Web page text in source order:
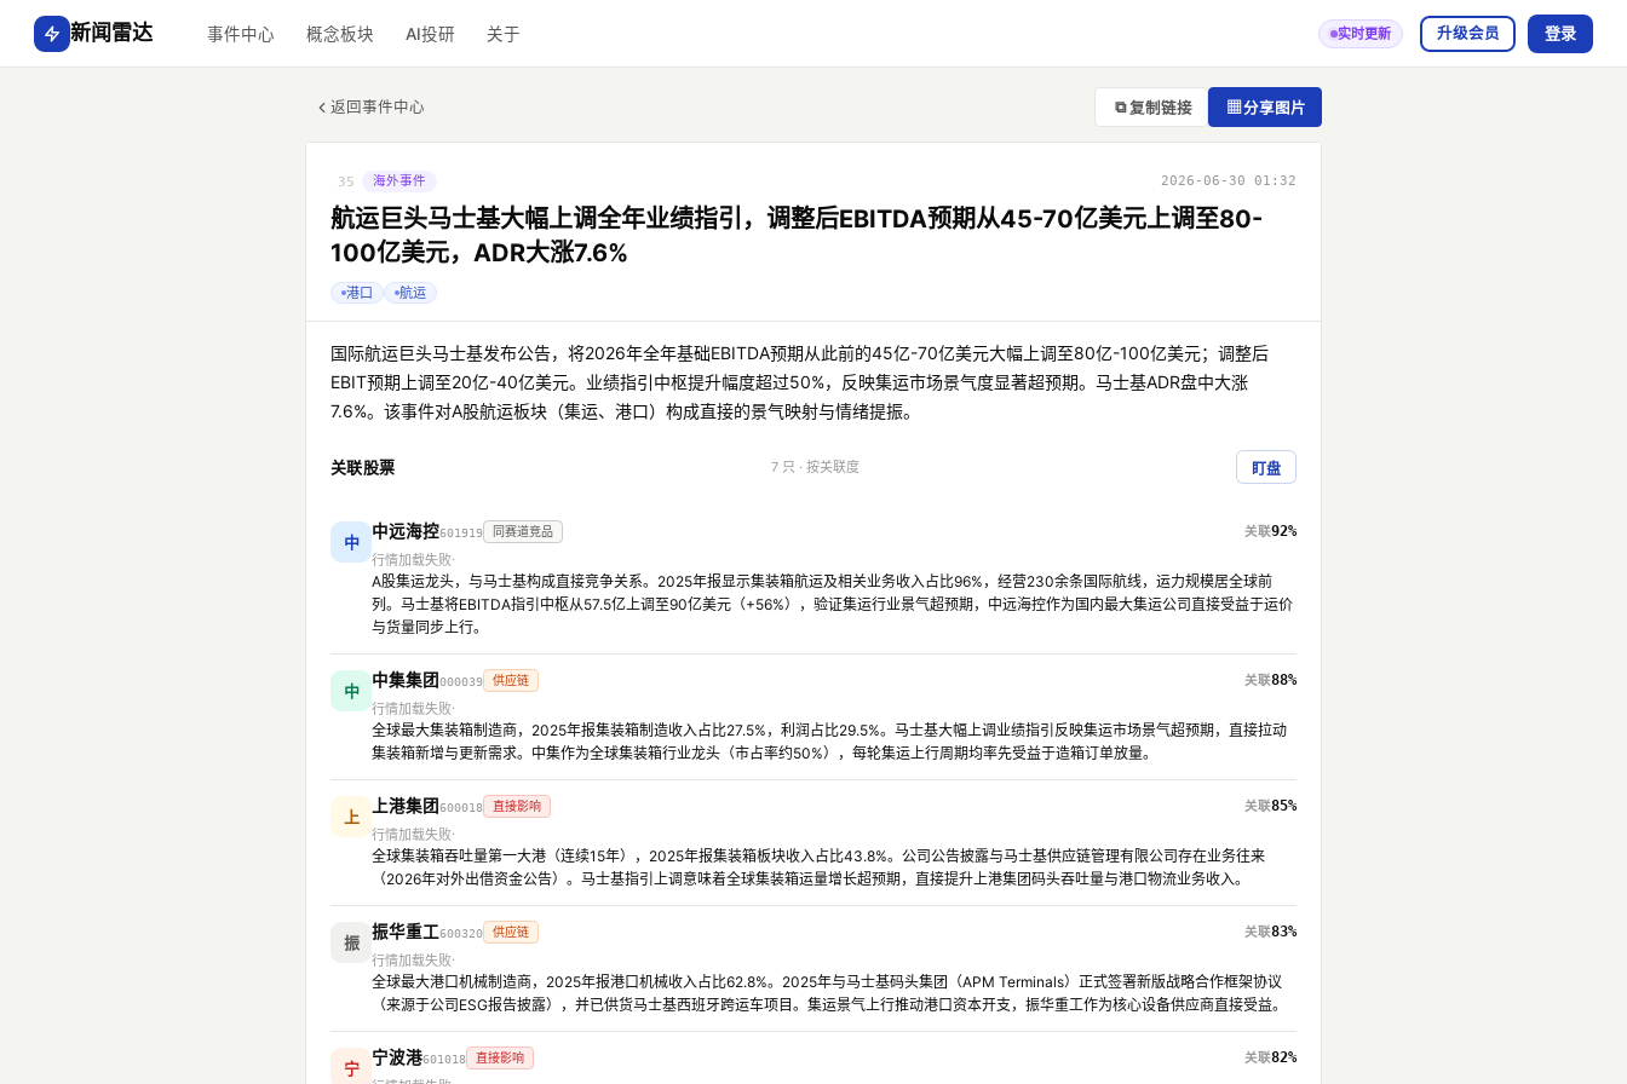
新闻雷达 事件中心 概念板块 AI投研 关于 实时更新 升级会员 登录
返回事件中心 ⧉ 复制链接 ▦分享图片
35 海外事件 2026-06-30 01:32
航运巨头马士基大幅上调全年业绩指引，调整后EBITDA预期从45-70亿美元上调至80-
100亿美元，ADR大涨7.6%
港口 航运
国际航运巨头马士基发布公告，将2026年全年基础EBITDA预期从此前的45亿-70亿美元大幅上调至80亿-100亿美元；调整后
EBIT预期上调至20亿-40亿美元。业绩指引中枢提升幅度超过50%，反映集运市场景气度显著超预期。马士基ADR盘中大涨
7.6%。该事件对A股航运板块（集运、港口）构成直接的景气映射与情绪提振。
关联股票 7 只 · 按关联度 盯盘
中
中远海控601919 同赛道竞品
92%
行情加载失败
A股集运龙头，与马士基构成直接竞争关系。2025年报显示集装箱航运及相关业务收入占比96%，经营230余条国际航线，运力规模居全球前
列。马士基将EBITDA指引中枢从57.5亿上调至90亿美元（+56%），验证集运行业景气超预期，中远海控作为国内最大集运公司直接受益于运价
与货量同步上行。
中
中集集团000039 供应链
88%
行情加载失败
全球最大集装箱制造商，2025年报集装箱制造收入占比27.5%，利润占比29.5%。马士基大幅上调业绩指引反映集运市场景气超预期，直接拉动
集装箱新增与更新需求。中集作为全球集装箱行业龙头（市占率约50%），每轮集运上行周期均率先受益于造箱订单放量。
上
上港集团600018 直接影响
85%
行情加载失败
全球集装箱吞吐量第一大港（连续15年），2025年报集装箱板块收入占比43.8%。公司公告披露与马士基供应链管理有限公司存在业务往来
（2026年对外出借资金公告）。马士基指引上调意味着全球集装箱运量增长超预期，直接提升上港集团码头吞吐量与港口物流业务收入。
振
振华重工600320 供应链
83%
行情加载失败
全球最大港口机械制造商，2025年报港口机械收入占比62.8%。2025年与马士基码头集团（APM Terminals）正式签署新版战略合作框架协议
（来源于公司ESG报告披露），并已供货马士基西班牙跨运车项目。集运景气上行推动港口资本开支，振华重工作为核心设备供应商直接受益。
宁
宁波港601018 直接影响
82%